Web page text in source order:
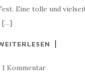
Eine tolle und
[…]
1 Kommentar